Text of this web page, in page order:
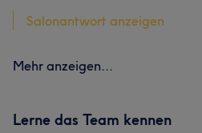
Salonantwort anzeigen
Mehr anzeigen...
Lerne das Team kennen